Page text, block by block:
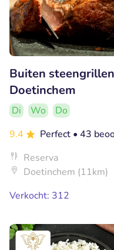
Buiten
Doetinchem
Di Wo
Do
9.4
Perfect • 43
Reserva
Doetinchem (11km)
Verkocht: 312